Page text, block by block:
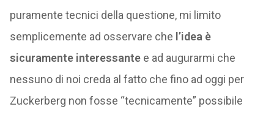
puramente tecnici della questione, mi limito
semplicemente ad osservare che l’idea è
sicuramente interessantee ad augurarmi che
nessuno di noi creda al fatto che fino ad oggi per
Zuckerberg non fosse “tecnicamente” possibile